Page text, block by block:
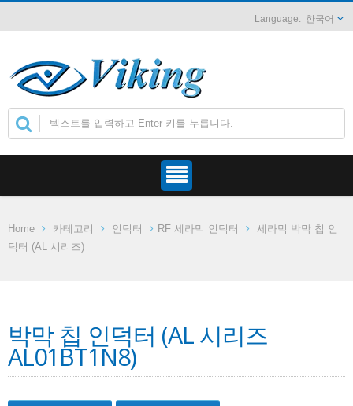
한국어
Home 카테고리 인덕터 RF 세라믹 인덕터
세라믹 박막 칩 인
덕터 (AL 시리즈)
박막 칩 인덕터 (AL 시리즈
AL01BT1N8)